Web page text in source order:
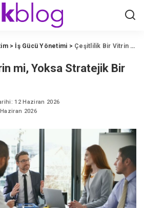
> İş Gücü Yönetimi > Çeşitlilik Bir Vitrin mi, Yoksa Stratejik Bir Güç mü?
mi, Yoksa Stratejik Bir
12 Haziran 2026
2026